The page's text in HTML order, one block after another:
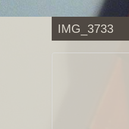
IMG_3733